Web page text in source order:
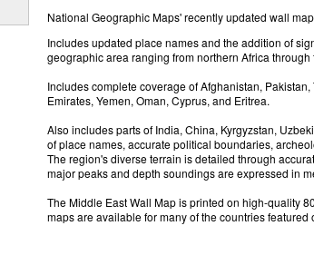
National Geographic Maps' recently updated wall
Includes updated place names and the addition of
geographic area ranging from northern Africa
Includes complete coverage of Afghanistan,
Emirates, Yemen, Oman, Cyprus, and Eritrea.
Also includes parts of India, China, Kyrgyzstan,
of place names, accurate political boundaries,
The region's diverse terrain is detailed through
major peaks and depth soundings are expressed in
The Middle East Wall Map is printed on high-quality
maps are available for many of the countries featured